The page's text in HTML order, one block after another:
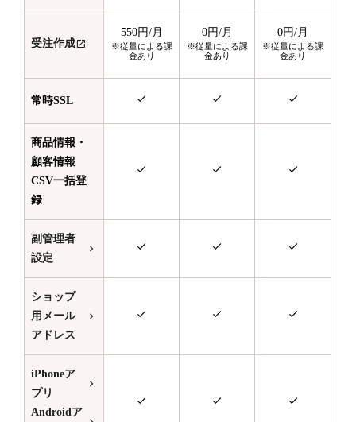
受注作成
550円/月
※従量による課
金あり
0円/月
※従量による課
金あり
0円/月
※従量による課
金あり
常時SSL
商品情報・
顧客情報
CSV一括登
録
副管理者
設定
ショップ
用メール
アドレス
iPhoneア
プリ
Androidア